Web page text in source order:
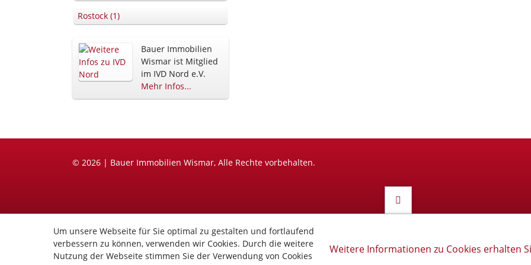
Um unsere Webseite für Sie optimal zu gestalten und fortlaufend
verbessern zu können, verwenden wir Cookies. Durch die weitere
Nutzung der Webseite stimmen Sie der Verwendung von Cookies
Weitere Informationen zu Cookies erhalten
Rostock (1)
Bauer Immobilien
Wismar ist Mitglied
im IVD Nord e.V.
Mehr Infos...
© 2026 | Bauer Immobilien Wismar, Alle Rechte vorbehalten.